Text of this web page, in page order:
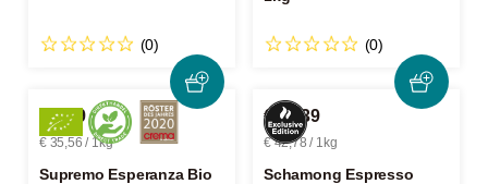
(0) (0)
€ 8,89
€ 35,56 / 1kg
Supremo Esperanza Bio
€ 21,39
€ 42,78 / 1kg
Schamong Espresso